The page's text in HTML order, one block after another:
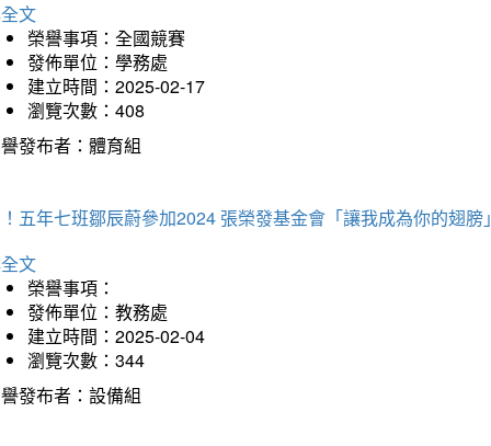
文
榮譽事項：全國競賽
發佈單位：學務處
建立時間：2025-02-17
瀏覽次數：408
發布者：體育組
五年七班鄒辰蔚參加2024 張榮發基金會「讓我成為你的翅
文
榮譽事項：
發佈單位：教務處
建立時間：2025-02-04
瀏覽次數：344
發布者：設備組